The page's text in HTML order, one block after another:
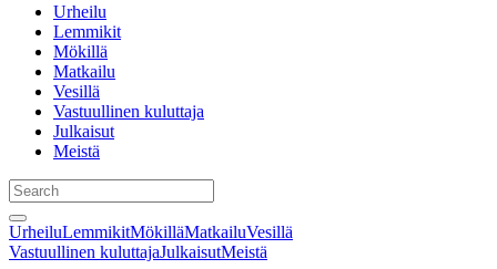
Urheilu
Lemmikit
Mökillä
Matkailu
Vesillä
Vastuullinen kuluttaja
Julkaisut
Meistä
UrheiluLemmikitMökilläMatkailuVesillä
Vastuullinen kuluttajaJulkaisutMeistä